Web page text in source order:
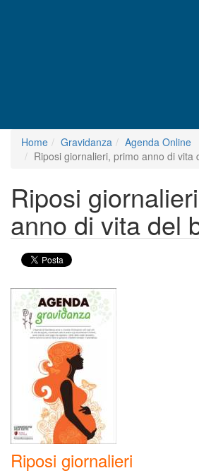
Home Gravidanza
Agenda Online
Riposi giornalieri, primo anno di vita
Riposi
anno di vita del
Riposi giornalieri